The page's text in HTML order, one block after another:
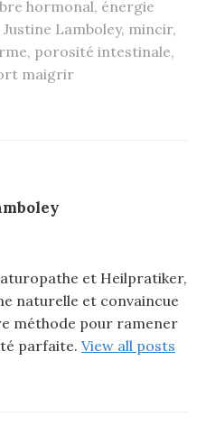
hormonal, énergie
Justine Lamboley, mincir,
, porosité intestinale,
maigrir
et Heilpratiker,
naturelle et convaincue
méthode pour ramener
parfaite. View all posts